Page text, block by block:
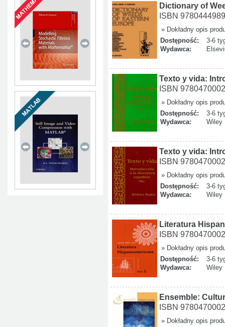
Dictionary of
ISBN
» Dokładny opis
Dostępność:
3-6
Wydawca:
Texto y vida:
ISBN
» Dokładny opis
Dostępność:
3-6
Wydawca:
Wiley
Texto y vida:
ISBN
» Dokładny opis
Dostępność:
3-6
Wydawca:
Wiley
Literatura
ISBN
» Dokładny opis
Dostępność:
3-6
Wydawca:
Wiley
Ensemble:
ISBN
» Dokładny opis